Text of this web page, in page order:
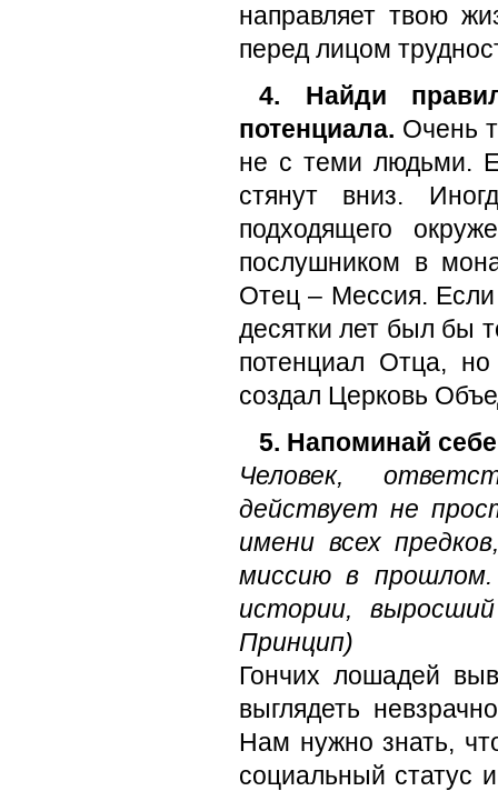
направляет твою
перед лицом
4. Найди
потенциала. Очень
не с теми людьми.
стянут вниз.
подходящего
послушником в
Отец – Мессия.
десятки лет был бы
потенциал Отца,
создал Церковь
5. Напоминай
Человек,
действует не
имени всех
миссию в
истории,
Принцип)
Гончих лошадей
выглядеть
Нам нужно знать,
социальный статус